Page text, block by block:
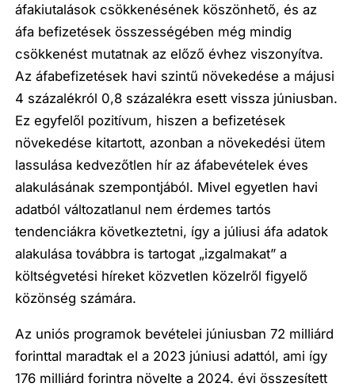
áfakiutalások csökkenésének köszönhető, és az
áfa befizetések összességében még mindig
csökkenést mutatnak az előző évhez viszonyítva.
Az áfabefizetések havi szintű növekedése a májusi
4 százalékról 0,8 százalékra esett vissza júniusban.
Ez egyfelől pozitívum, hiszen a befizetések
növekedése kitartott, azonban a növekedési ütem
lassulása kedvezőtlen hír az áfabevételek éves
alakulásának szempontjából. Mivel egyetlen havi
adatból változatlanul nem érdemes tartós
tendenciákra következtetni, így a júliusi áfa adatok
alakulása továbbra is tartogat „izgalmakat” a
költségvetési híreket közvetlen közelről figyelő
közönség számára.
Az uniós programok bevételei júniusban 72 milliárd
forinttal maradtak el a 2023 júniusi adattól, ami így
176 milliárd forintra növelte a 2024. évi összesített